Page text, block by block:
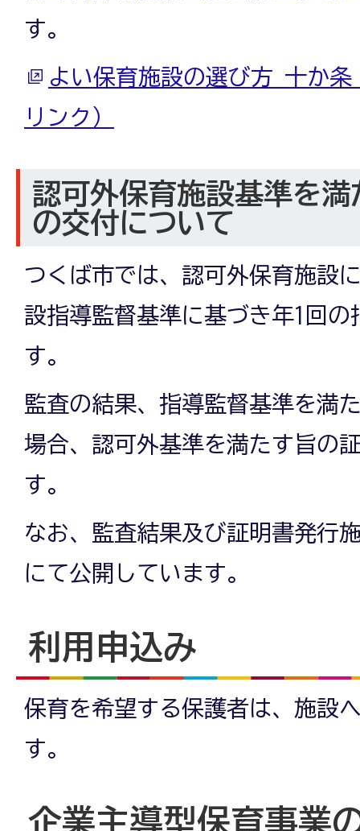
す。
よい保育施設の選び方 十か
リンク）
認可外保育施設基準を
の交付について
つくば市では、認可外保育施設
設指導監督基準に基づき年1回
す。
監査の結果、指導監督基準を満
場合、認可外基準を満たす旨の
す。
なお、監査結果及び証明書発行
にて公開しています。
利用申込み
保育を希望する保護者は、施設
す。
企業主導型保育事業